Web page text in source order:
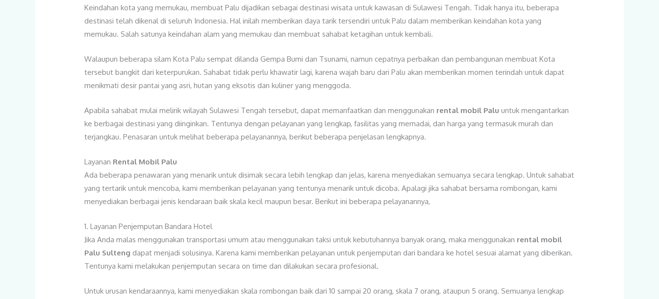
Keindahan kota yang memukau, membuat Palu dijadikan sebagai destinasi wisata untuk kawasan di Sulawesi Tengah. Tidak hanya itu, beberapa
destinasi telah dikenal di seluruh Indonesia. Hal inilah memberikan daya tarik tersendiri untuk Palu dalam memberikan keindahan kota yang
memukau. Salah satunya keindahan alam yang memukau dan membuat sahabat ketagihan untuk kembali.
Walaupun beberapa silam Kota Palu sempat dilanda Gempa Bumi dan Tsunami, namun cepatnya perbaikan dan pembangunan membuat Kota
tersebut bangkit dari keterpurukan. Sahabat tidak perlu khawatir lagi, karena wajah baru dari Palu akan memberikan momen terindah untuk dapat
menikmati desir pantai yang asri, hutan yang eksotis dan kuliner yang menggoda.
Apabila sahabat mulai melirik wilayah Sulawesi Tengah tersebut, dapat memanfaatkan dan menggunakan rental mobil Palu untuk mengantarkan
ke berbagai destinasi yang diinginkan. Tentunya dengan pelayanan yang lengkap, fasilitas yang memadai, dan harga yang termasuk murah dan
terjangkau. Penasaran untuk melihat beberapa pelayanannya, berikut beberapa penjelasan lengkapnya.
Layanan Rental Mobil Palu
Ada beberapa penawaran yang menarik untuk disimak secara lebih lengkap dan jelas, karena menyediakan semuanya secara lengkap. Untuk sahabat
yang tertarik untuk mencoba, kami memberikan pelayanan yang tentunya menarik untuk dicoba. Apalagi jika sahabat bersama rombongan, kami
menyediakan berbagai jenis kendaraan baik skala kecil maupun besar. Berikut ini beberapa pelayanannya,
1. Layanan Penjemputan Bandara Hotel
Jika Anda malas menggunakan transportasi umum atau menggunakan taksi untuk kebutuhannya banyak orang, maka menggunakan rental mobil
Palu Sulteng dapat menjadi solusinya. Karena kami memberikan pelayanan untuk penjemputan dari bandara ke hotel sesuai alamat yang diberikan.
Tentunya kami melakukan penjemputan secara on time dan dilakukan secara profesional.
Untuk urusan kendaraannya, kami menyediakan skala rombongan baik dari 10 sampai 20 orang, skala 7 orang, ataupun 5 orang. Semuanya lengkap